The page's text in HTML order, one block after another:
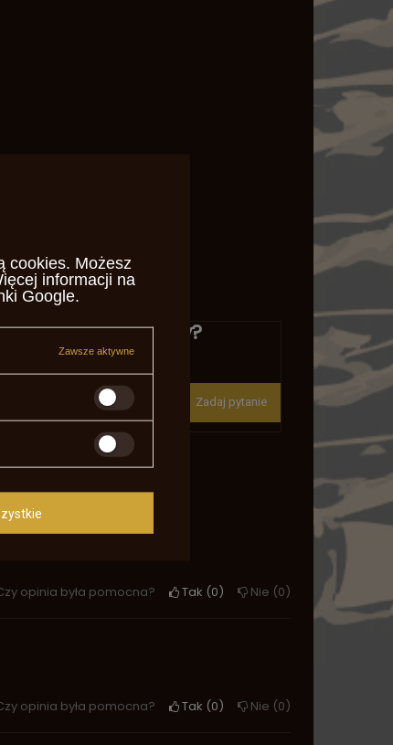
pomocy?
pytania?
pytanie a my odpowiemy
najciekawsze
i odpowiedzi publikując
Zadaj pytanie
opinia była pomocna? Tak 0 Nie 0
opinia była pomocna? Tak 0 Nie 0
cookies. Możesz
informacji na
Google.
Zawsze aktywne